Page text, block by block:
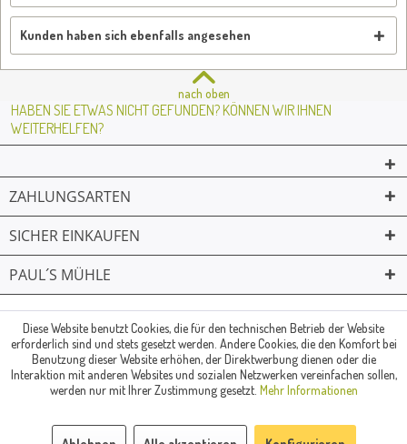
Kunden haben sich ebenfalls angesehen
nach oben
HABEN SIE ETWAS NICHT GEFUNDEN? KÖNNEN WIR IHNEN
WEITERHELFEN?
ZAHLUNGSARTEN
SICHER EINKAUFEN
PAUL´S MÜHLE
© Paul's Mühle | Inhaber: Christof Paul e.K. | Westring 2 | 45659
Recklinghausen
Fax: 02361 -28831 | E-Mail: info@pauls-muehle.de
Diese Website benutzt Cookies, die für den technischen Betrieb der Website
erforderlich sind und stets gesetzt werden. Andere Cookies, die den Komfort bei
Benutzung dieser Website erhöhen, der Direktwerbung dienen oder die
Interaktion mit anderen Websites und sozialen Netzwerken vereinfachen sollen,
werden nur mit Ihrer Zustimmung gesetzt. Mehr Informationen